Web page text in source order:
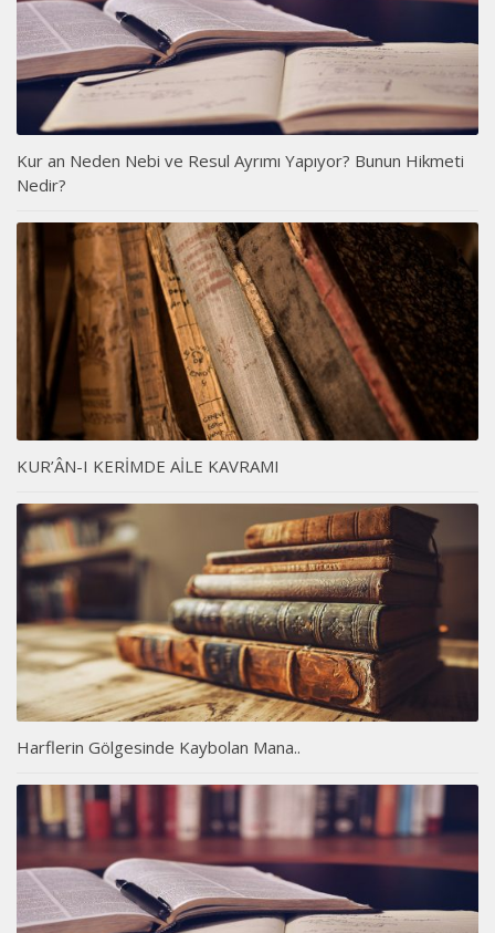
Kur an Neden Nebi ve Resul Ayrımı Yapıyor? Bunun Hikmeti
Nedir?
KUR’ÂN-I KERİMDE AİLE KAVRAMI
Harflerin Gölgesinde Kaybolan Mana..